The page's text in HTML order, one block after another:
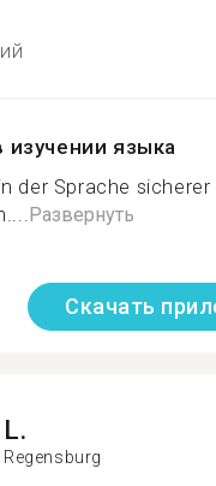
языка
der Sprache sicherer
Развернуть
Скачать
L.
Regensburg